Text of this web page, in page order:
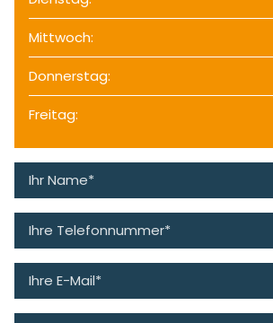
Mittwoch:
Donnerstag:
Freitag: